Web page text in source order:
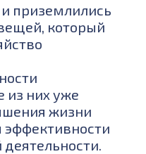
приземлились
который
из них уже
жизни
деятельности.